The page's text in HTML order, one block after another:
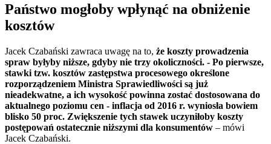
Państwo mogłoby wpłynąć na obniżenie
kosztów
Jacek Czabański zawraca uwagę na to, że koszty prowadzenia
spraw byłyby niższe, gdyby nie trzy okoliczności. - Po pierwsze,
stawki tzw. kosztów zastępstwa procesowego określone
rozporządzeniem Ministra Sprawiedliwości są już
nieadekwatne, a ich wysokość powinna zostać dostosowana do
aktualnego poziomu cen - inflacja od 2016 r. wyniosła bowiem
blisko 50 proc. Zwiększenie tych stawek uczyniłoby koszty
postępowań ostatecznie niższymi dla konsumentów – mówi
Jacek Czabański.